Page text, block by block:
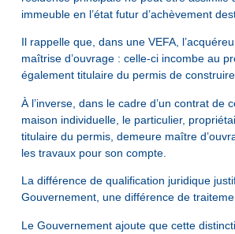
immeuble en l’état futur d’achèvement
Il rappelle que, dans une VEFA,
maîtrise d’ouvrage : celle-ci incombe au
également titulaire du permis de
À l’inverse, dans le cadre d’un contrat de
maison individuelle, le particulier,
titulaire du permis, demeure maître
les travaux pour son compte.
La différence de qualification juridique
Gouvernement, une différence de
Le Gouvernement ajoute que cette